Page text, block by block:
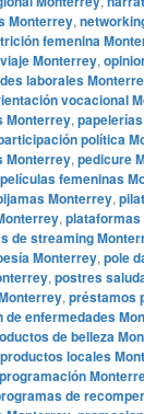
Monterrey,
femenina
Monterrey,
laborales
vocacional
Monterrey,
política
Monterrey, pedicure
películas femeninas
Monterrey,
,
de streaming
Monterrey, pole
, postres
, préstamos
de enfermedades
de belleza
productos locales
programación
de